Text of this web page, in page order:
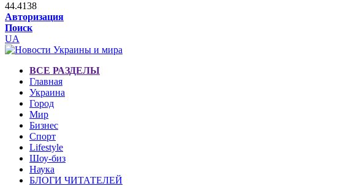
44.4138
Авторизация
Поиск
UA
ВСЕ РАЗДЕЛЫ
Главная
Украина
Город
Мир
Бизнес
Спорт
Lifestyle
Шоу-биз
Наука
БЛОГИ ЧИТАТЕЛЕЙ